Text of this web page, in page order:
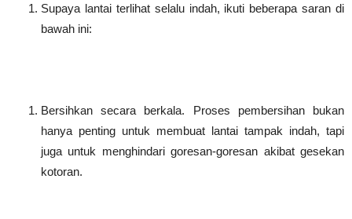
Supaya lantai terlihat selalu indah, ikuti beberapa saran di
bawah ini:
Bersihkan secara berkala. Proses pembersihan bukan
hanya penting untuk membuat lantai tampak indah, tapi
juga untuk menghindari goresan-goresan akibat gesekan
kotoran.